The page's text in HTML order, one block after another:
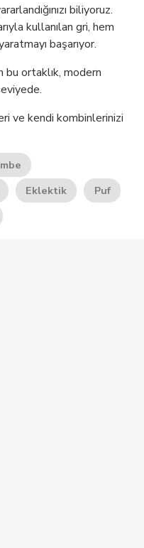
biliyoruz.
kullanılan gri, hem
başarıyor.
bu ortaklık, modern
ve kendi kombinlerinizi
Eklektik
Puf